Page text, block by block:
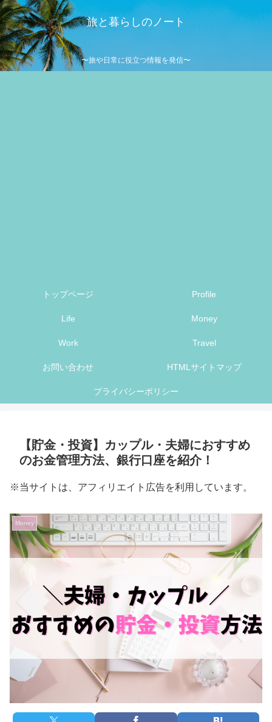
旅と暮らしのノート
〜旅や日常に役立つ情報を発信〜
トップページ Profile
Life Money
Work Travel
お問い合わせ HTMLサイトマップ
プライバシーポリシー
【貯金・投資】カップル・夫婦におすすめ
のお金管理方法、銀行口座を紹介！
※当サイトは、アフィリエイト広告を利用しています。
Money